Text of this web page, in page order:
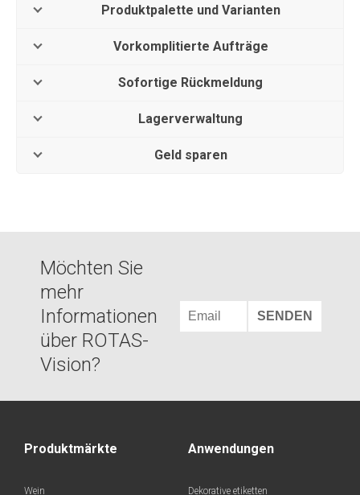
Produktpalette und Varianten
Vorkomplitierte Aufträge
Sofortige Rückmeldung
Lagerverwaltung
Geld sparen
Möchten Sie
mehr
Informationen
über ROTAS-
Vision?
Produktmärkte
Wein
Anwendungen
Dekorative etiketten